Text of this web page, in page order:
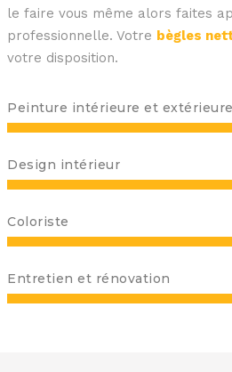
le faire vous même alors faites
professionnelle. Votre bègles
votre disposition.
Peinture intérieure et extérieure
Design intérieur
Coloriste
Entretien et rénovation